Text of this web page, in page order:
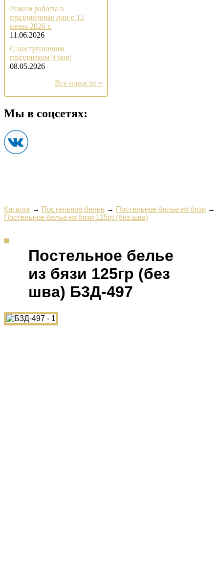
Режим работы в
праздничные дни с 12
июня 2026 г.
11.06.2026
С наступающим
праздником 9 мая!
08.05.2026
Все новости »
Мы в соцсетях:
Каталог → Постельное белье → Постельное белье из бязи →
Постельное белье из бязи 125гр (без шва)
Постельное белье
из бязи 125гр (без
шва) Б3Д-497